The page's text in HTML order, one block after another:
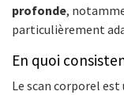
profonde,
particulièrement
En quoi
Le scan corporel est